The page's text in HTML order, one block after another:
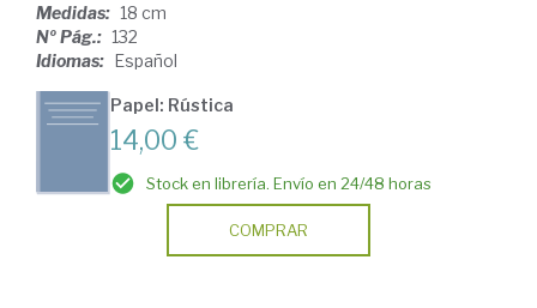
Medidas: 18 cm
Nº Pág.: 132
Idiomas: Español
Papel: Rústica
14,00 €
Stock en librería. Envío en 24/48 horas
COMPRAR